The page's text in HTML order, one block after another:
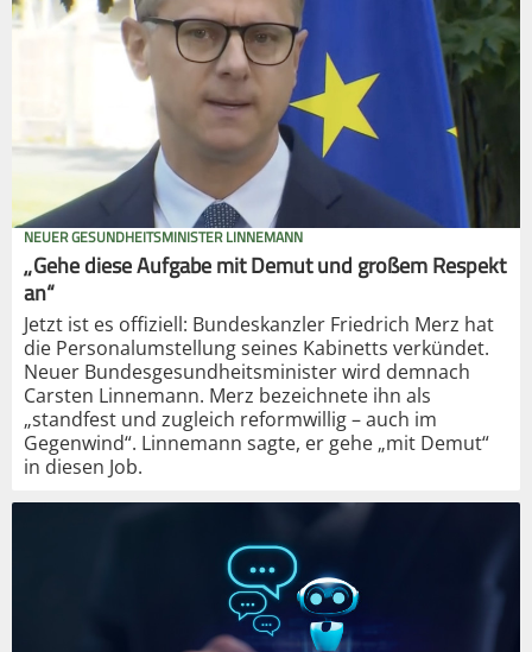
NEUER GESUNDHEITSMINISTER LINNEMANN
„Gehe diese Aufgabe mit Demut und großem Respekt
an“
Jetzt ist es offiziell: Bundeskanzler Friedrich Merz hat
die Personalumstellung seines Kabinetts verkündet.
Neuer Bundesgesundheitsminister wird demnach
Carsten Linnemann. Merz bezeichnete ihn als
„standfest und zugleich reformwillig – auch im
Gegenwind“. Linnemann sagte, er gehe „mit Demut“
in diesen Job.